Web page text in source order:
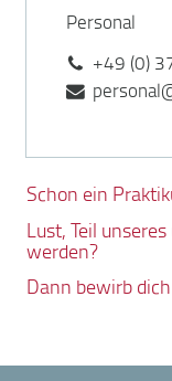
Personal
+49 (0)
personal
Schon ein
Lust, Teil
werden?
Dann bewirb